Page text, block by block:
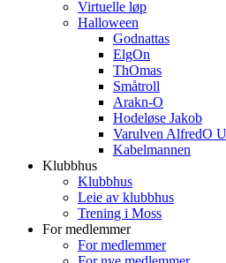
Virtuelle løp
Halloween
Godnattas
ElgOn
ThOmas
Småtroll
Arakn-O
Hodeløse Jakob
Varulven AlfredO
Kabelmannen
Klubbhus
Klubbhus
Leie av klubbhus
Trening i Moss
For medlemmer
For medlemmer